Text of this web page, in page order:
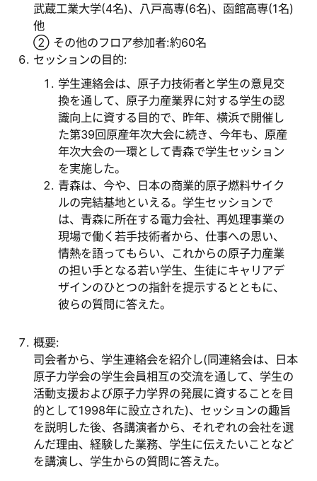
武蔵工業大学(4名)、八戸高専(6名)、函館高専(1名)
他
② その他のフロア参加者:約60名
セッションの目的:
学生連絡会は、原子力技術者と学生の意見交
換を通して、原子力産業界に対する学生の認
識向上に資する目的で、昨年、横浜で開催し
た第39回原産年次大会に続き、今年も、原産
年次大会の一環として青森で学生セッション
を実施した。
青森は、今や、日本の商業的原子燃料サイク
ルの完結基地といえる。学生セッションで
は、青森に所在する電力会社、再処理事業の
現場で働く若手技術者から、仕事への思い、
情熱を語ってもらい、これからの原子力産業
の担い手となる若い学生、生徒にキャリアデ
ザインのひとつの指針を提示するとともに、
彼らの質問に答えた。
概要:
司会者から、学生連絡会を紹介し(同連絡会は、日本
原子力学会の学生会員相互の交流を通して、学生の
活動支援および原子力学界の発展に資することを目
的として1998年に設立された)、セッションの趣旨
を説明した後、各講演者から、それぞれの会社を選
んだ理由、経験した業務、学生に伝えたいことなど
を講演し、学生からの質問に答えた。